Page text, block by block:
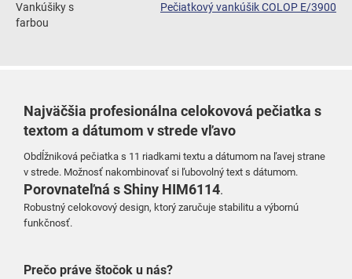
Vankúšiky s
farbou
Pečiatkový vankúšik COLOP E/3900
Najväčšia profesionálna celokovová pečiatka s
textom a dátumom v strede vľavo
Obdĺžniková pečiatka s 11 riadkami textu a dátumom na ľavej strane
v strede. Možnosť nakombinovať si ľubovolný text s dátumom.
Porovnateľná sShiny HIM6114.
Robustný celokovový design, ktorý zaručuje stabilitu a výbornú
funkčnosť.
Prečo práve štočok u nás?